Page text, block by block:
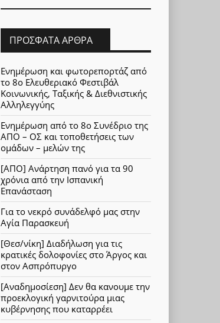
ΠΡΌΣΦΑΤΑ ΆΡΘΡΑ
Ενημέρωση και φωτορεπορτάζ από
το 8ο Ελευθεριακό Φεστιβάλ
Κοινωνικής, Ταξικής & Διεθνιστικής
Αλληλεγγύης
Ενημέρωση από το 8ο Συνέδριο της
ΑΠΟ – ΟΣ και τοποθετήσεις των
ομάδων – μελών της
[ΑΠΟ] Ανάρτηση πανό για τα 90
χρόνια από την Ισπανική
Επανάσταση
Για το νεκρό συνάδελφό μας στην
Αγία Παρασκευή
[Θεσ/νίκη] Διαδήλωση για τις
κρατικές δολοφονίες στο Άργος και
στον Ασπρόπυργο
[Αναδημοσίεση] Δεν θα κανουμε την
προεκλογική γαρνιτούρα μιας
κυβέρνησης που καταρρέει